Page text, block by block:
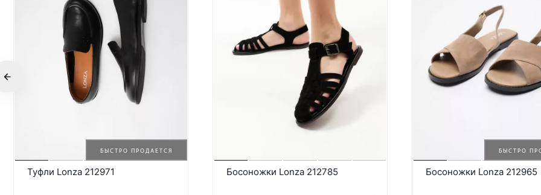
БЫСТРО ПРОДАЕТСЯ
Туфли Lonza 212971 Босоножки Lonza 212785
БЫСТРО
Босоножки Lonza 212965